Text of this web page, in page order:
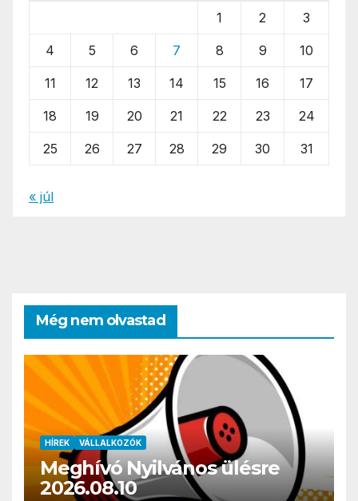
1 2 3
4 5 6 7 8 9 10
11 12 13 14 15 16 17
18 19 20 21 22 23 24
25 26 27 28 29 30 31
« júl
Még nem olvastad
HÍREK VÁLLALKOZÓK
Meghívó Nyilvános ülésre
2026.08.10